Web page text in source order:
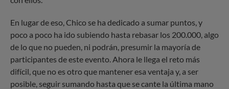
En lugar de eso, Chico se ha dedicado a sumar puntos, y
poco a poco ha ido subiendo hasta rebasar los 200.000, algo
de lo que no pueden, ni podrán, presumir la mayoría de
participantes de este evento. Ahora le llega el reto más
difícil, que no es otro que mantener esa ventaja y, a ser
posible, seguir sumando hasta que se cante la última mano